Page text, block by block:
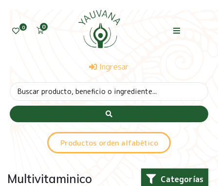
0 0
Ingresar
Productos orden alfabético
Categorías
Multivitaminico